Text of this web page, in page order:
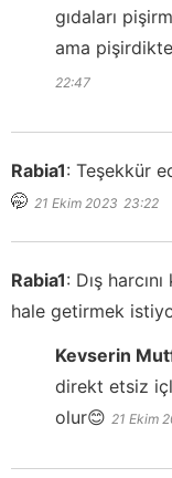
gıdaları
ama
22:47
Rabia1: Teşekkür
🤭 21 Ekim 2023 23:22
Rabia1: Dış
hale getirmek
Kevserin
direkt etsiz
olur😊 21 Ekim